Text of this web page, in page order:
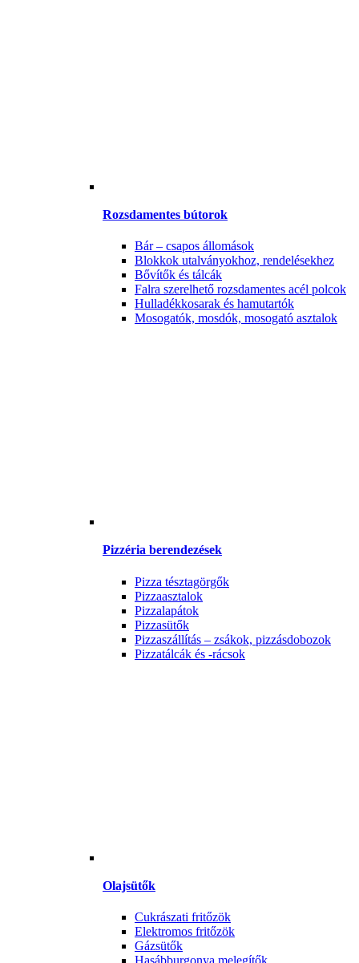
Rozsdamentes bútorok
Bár – csapos állomások
Blokkok utalványokhoz, rendelésekhez
Bővítők és tálcák
Falra szerelhető rozsdamentes acél polcok
Hulladékkosarak és hamutartók
Mosogatók, mosdók, mosogató asztalok
Pizzéria berendezések
Pizza tésztagörgők
Pizzaasztalok
Pizzalapátok
Pizzasütők
Pizzaszállítás – zsákok, pizzásdobozok
Pizzatálcák és -rácsok
Olajsütők
Cukrászati fritőzök
Elektromos fritőzök
Gázsütők